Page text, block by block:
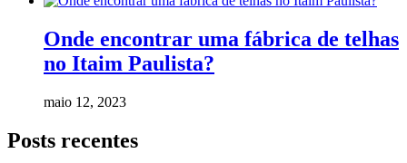
Onde encontrar uma fábrica de telhas
no Itaim Paulista?
maio 12, 2023
Posts recentes